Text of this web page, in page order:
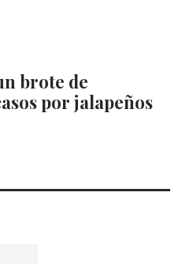
brote de
por jalapeños